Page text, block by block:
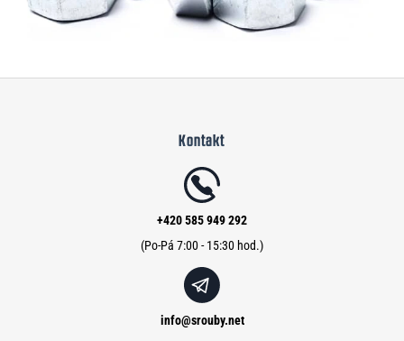
Kontakt
info@srouby.net
+420 585 949 292